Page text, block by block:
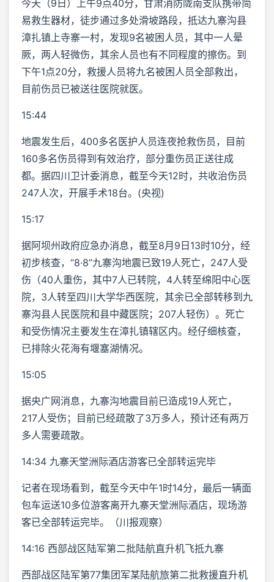
今天（9日）上午9点40分，甘肃消防陇南支队携带简
易救生器材，徒步通过多处滑坡路段，抵达九寨沟县
漳扎镇上寺寨一村，发现9名被困人员，其中一人晕
厥，两人轻微伤，其余人员也有不同程度的擦伤。到
下午1点20分，救援人员将九名被困人员全部救出，
目前伤员已被送往医院就医。
15:44
地震发生后，400多名医护人员连夜抢救伤员，目前
160多名伤员得到有效治疗，部分重伤员正送往成
都。据四川卫计委消息，截至今天12时，共收治伤员
247人次，开展手术18台。(央视)
15:17
据阿坝州政府应急办消息，截至8月9日13时10分，经
初步核查，“8·8”九寨沟地震已致19人死亡，247人受
伤（40人重伤，其中7人已转院，4人转至绵阳中心医
院，3人转至四川大学华西医院，其余已全部转移到九
寨沟县人民医院和县中藏医院；207人轻伤）。死亡
和受伤情况主要发生在漳扎镇辖区内。经仔细核查，
已排除火花海有堰塞湖情况。
15:05
据央广网消息，九寨沟地震目前已造成19人死亡，
217人受伤；目前已经疏散了3万多人，预计还有两万
多人需要疏散。
14:34 九寨天堂洲际酒店游客已全部转运完毕
记者在现场看到，截至今天中午1时14分，最后一辆面
包车运送10多位游客离开九寨天堂洲际酒店，现场游
客已全部转运完毕。（川报观察）
14:16 西部战区陆军第二批陆航直升机飞抵九寨
西部战区陆军第77集团军某陆航旅第二批救援直升机